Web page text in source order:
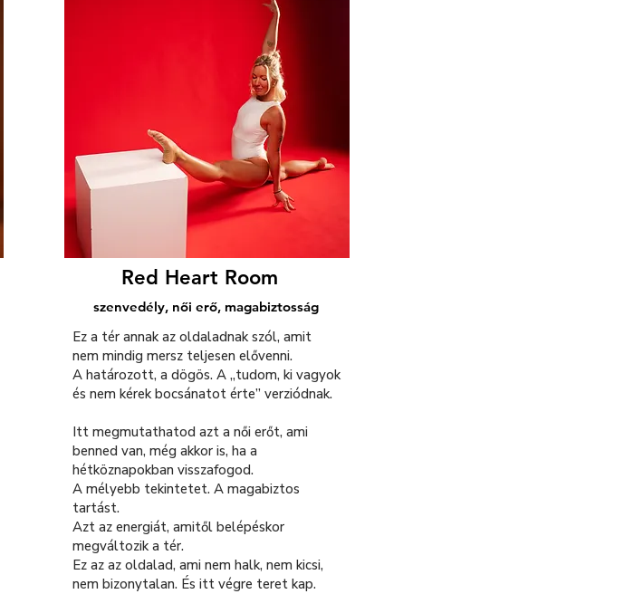
Red Heart Room
szenvedély, női erő, magabiztosság
Ez a tér annak az oldaladnak szól, amit
nem mindig mersz teljesen elővenni.
A határozott, a dögös. A „tudom, ki vagyok
és nem kérek bocsánatot érte” verziódnak.
Itt megmutathatod azt a női erőt, ami
benned van, még akkor is, ha a
hétköznapokban visszafogod.
A mélyebb tekintetet. A magabiztos
tartást.
Azt az energiát, amitől belépéskor
megváltozik a tér.
Ez az az oldalad, ami nem halk, nem kicsi,
nem bizonytalan. És itt végre teret kap.